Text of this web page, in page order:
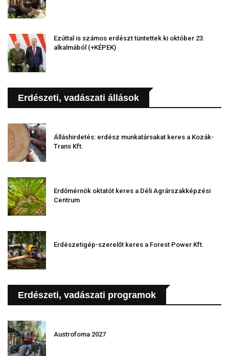
Ezúttal is számos erdészt tüntettek ki október 23.
alkalmából (+KÉPEK)
Erdészeti, vadászati állások
Álláshirdetés: erdész munkatársakat keres a Kozák-
Trans Kft.
Erdőmérnök oktatót keres a Déli Agrárszakképzési
Centrum
Erdészetigép-szerelőt keres a Forest Power Kft.
Erdészeti, vadászati programok
Austrofoma 2027